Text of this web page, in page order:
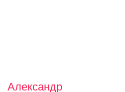
Александр